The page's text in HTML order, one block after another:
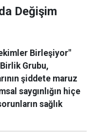
Değişim
Birleşiyor"
Grubu,
şiddete maruz
saygınlığın hiçe
sağlık